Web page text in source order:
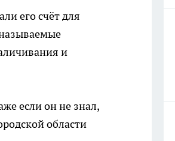
его счёт для
и
если он не знал,
области